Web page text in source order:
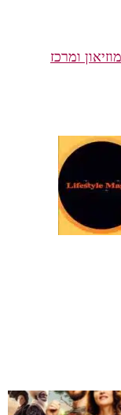
ומרכז